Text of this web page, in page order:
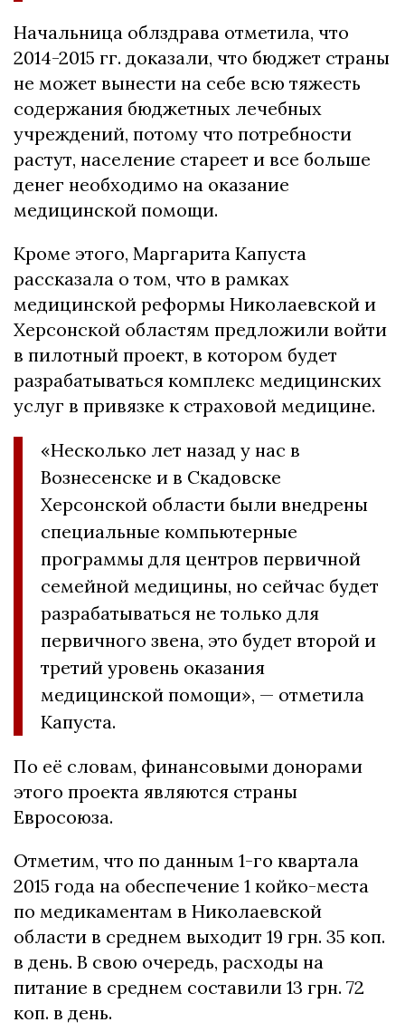
Начальница облздрава отметила, что
2014-2015 гг. доказали, что бюджет страны
не может вынести на себе всю тяжесть
содержания бюджетных лечебных
учреждений, потому что потребности
растут, население стареет и все больше
денег необходимо на оказание
медицинской помощи.
Кроме этого, Маргарита Капуста
рассказала о том, что в рамках
медицинской реформы Николаевской и
Херсонской областям предложили войти
в пилотный проект, в котором будет
разрабатываться комплекс медицинских
услуг в привязке к страховой медицине.
«Несколько лет назад у нас в
Вознесенске и в Скадовске
Херсонской области были внедрены
специальные компьютерные
программы для центров первичной
семейной медицины, но сейчас будет
разрабатываться не только для
первичного звена, это будет второй и
третий уровень оказания
медицинской помощи», — отметила
Капуста.
По её словам, финансовыми донорами
этого проекта являются страны
Евросоюза.
Отметим, что по данным 1-го квартала
2015 года на обеспечение 1 койко-места
по медикаментам в Николаевской
области в среднем выходит 19 грн. 35 коп.
в день. В свою очередь, расходы на
питание в среднем составили 13 грн. 72
коп. в день.